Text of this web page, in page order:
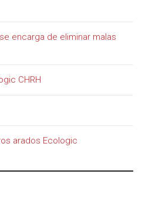
encarga de eliminar malas
CHRH
arados Ecologic